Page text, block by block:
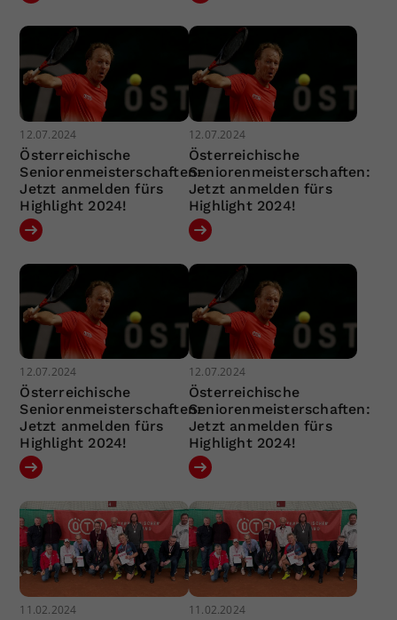
12.07.2024
Österreichische
Seniorenmeisterschaften:
Jetzt anmelden fürs
Highlight 2024!
12.07.2024
Österreichische
Seniorenmeisterschaften:
Jetzt anmelden fürs
Highlight 2024!
12.07.2024
Österreichische
Seniorenmeisterschaften:
Jetzt anmelden fürs
Highlight 2024!
12.07.2024
Österreichische
Seniorenmeisterschaften:
Jetzt anmelden fürs
Highlight 2024!
11.02.2024 11.02.2024